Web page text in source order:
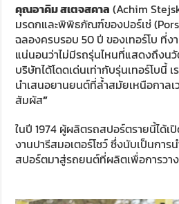
คุณอาคิม สเตจสคาล (Achim
มรดกและพิพิธภัณฑ์ของปอร์เช่
ฉลองครบรอบ 50 ปี ของเทอร์โบ ที่ง
แน่นอนว่าไม่มีรถรุ่นไหนที่แสดงถึงน
บริษัทได้โดดเด่นเท่ากับรุ่นเทอร์โบนี้
นำเสนอยานยนต์ที่ล้ำสมัยเหนือกาล
สัมผัส”
ในปี 1974 ผู้ผลิตรถสปอร์ตรายนี้ได้เ
งานปารีสมอเตอร์โชว์ ซึ่งนับเป็นการ
สปอร์ตมาสู่รถยนต์ที่ผลิตเพื่อการวา